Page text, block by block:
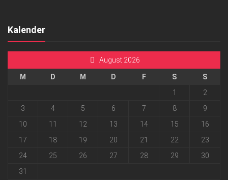
Kalender
August 2026
M D M D F S
S
1
2
3
4 5 6 7 8
9
10
11 12 13 14 15
16
17
18 19 20 21 22
23
24
25 26 27 28 29
30
31